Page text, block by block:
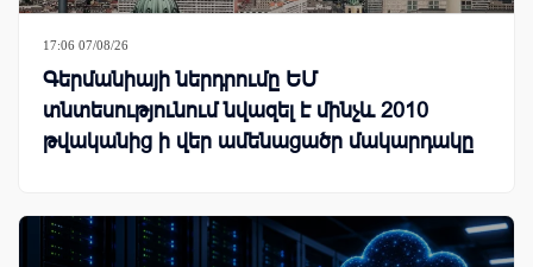
17:06 07/08/26
Գերմանիայի ներդրումը ԵՄ
տնտեսությունում նվազել է մինչև 2010
թվականից ի վեր ամենացածր մակարդակը